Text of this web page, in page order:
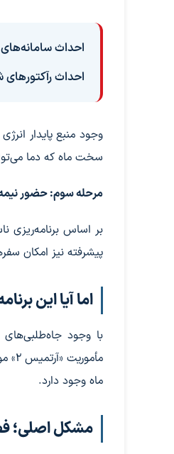
احداث
احداث
وجود منبع پایدار
سخت ماه که دما
مرحله سوم: حضور
پیشرفته نیز امکان
اما آیا این
با وجود
ماه وجود دارد.
مشکل اصلی؛